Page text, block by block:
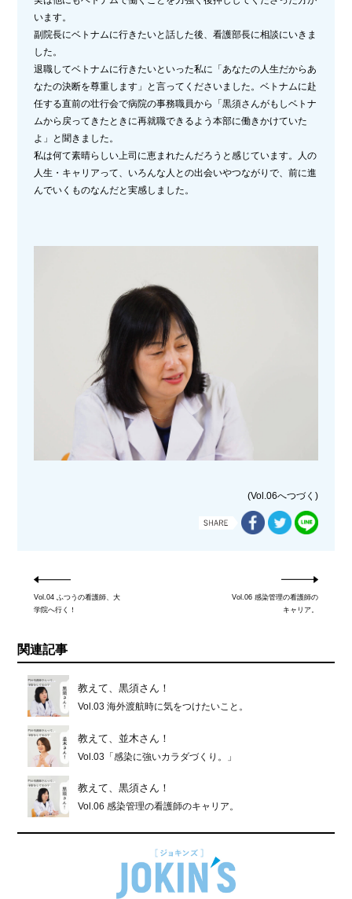
います。
副院長にベトナムに行きたいと話した後、看護部長に相談にいきま
した。
退職してベトナムに行きたいといった私に「あなたの人生だからあ
なたの決断を尊重します」と言ってくださいました。ベトナムに赴
任する直前の壮行会で病院の事務職員から「黒須さんがもしベトナ
ムから戻ってきたときに再就職できるよう本部に働きかけていた
よ」と聞きました。
私は何て素晴らしい上司に恵まれたんだろうと感じています。人の
人生・キャリアって、いろんな人との出会いやつながりで、前に進
んでいくものなんだと実感しました。
(Vol.06へつづく)
Vol.04 ふつうの看護師、大
学院へ行く！
Vol.06 感染管理の看護師の
キャリア。
関連記事
教えて、黒須さん！
Vol.03 海外渡航時に気をつけたいこと。
教えて、並木さん！
Vol.03「感染に強いカラダづくり。」
教えて、黒須さん！
Vol.06 感染管理の看護師のキャリア。